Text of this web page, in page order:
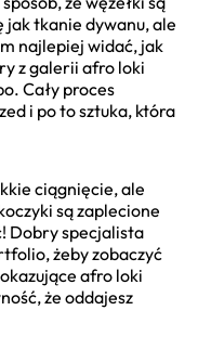
tkanie dywanu, ale
najlepiej widać, jak
z galerii afro loki
Cały proces
i po to sztuka, która
ciągnięcie, ale
są zaplecione
Dobry specjalista
żeby zobaczyć
afro loki
że oddajesz